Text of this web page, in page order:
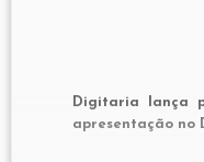
Digitaria lança
apresentação no